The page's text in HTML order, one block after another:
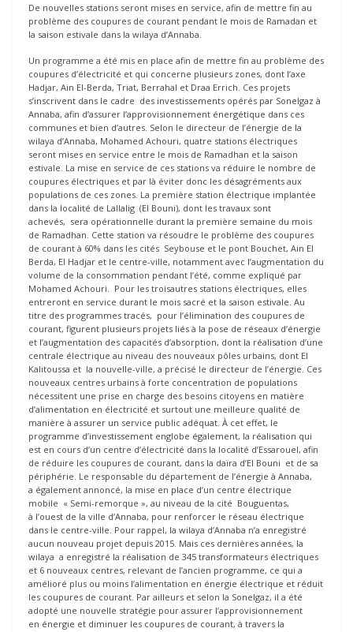
De nouvelles stations seront mises en service, afin de mettre fin au
problème des coupures de courant pendant le mois de Ramadan et
la saison estivale dans la wilaya d’Annaba.
Un programme a été mis en place afin de mettre fin au problème des
coupures d’électricité et qui concerne plusieurs zones, dont l’axe
Hadjar, Ain El-Berda, Triat, Berrahal et Draa Errich. Ces projets
s’inscrivent dans le cadre des investissements opérés par Sonelgaz à
Annaba, afin d’assurer l’approvisionnement énergétique dans ces
communes et bien d’autres. Selon le directeur de l’énergie de la
wilaya d’Annaba, Mohamed Achouri, quatre stations électriques
seront mises en service entre le mois de Ramadhan et la saison
estivale. La mise en service de ces stations va réduire le nombre de
coupures électriques et par là éviter donc les désagréments aux
populations de ces zones. La première station électrique implantée
dans la localité de Lallalig (El Bouni), dont les travaux sont
achevés, sera opérationnelle durant la première semaine du mois
de Ramadhan. Cette station va résoudre le problème des coupures
de courant à 60% dans les cités Seybouse et le pont Bouchet, Ain El
Berda, El Hadjar et le centre-ville, notamment avec l’augmentation du
volume de la consommation pendant l’été, comme expliqué par
Mohamed Achouri. Pour les troisautres stations électriques, elles
entreront en service durant le mois sacré et la saison estivale. Au
titre des programmes tracés, pour l’élimination des coupures de
courant, figurent plusieurs projets liés à la pose de réseaux d’énergie
et l’augmentation des capacités d’absorption, dont la réalisation d’une
centrale électrique au niveau des nouveaux pôles urbains, dont El
Kalitoussa et la nouvelle-ville, a précisé le directeur de l’énergie. Ces
nouveaux centres urbains à forte concentration de populations
nécessitent une prise en charge des besoins citoyens en matière
d’alimentation en électricité et surtout une meilleure qualité de
manière à assurer un service public adéquat. À cet effet, le
programme d’investissement englobe également, la réalisation qui
est en cours d’un centre d’électricité dans la localité d’Essarouel, afin
de réduire les coupures de courant, dans la daïra d’El Bouni et de sa
périphérie. Le responsable du département de l’énergie à Annaba,
a également annoncé, la mise en place d’un centre électrique
mobile « Semi-remorque », au niveau de la cité Bouguentas,
à l’ouest de la ville d’Annaba, pour renforcer le réseau électrique
dans le centre-ville. Pour rappel, la wilaya d’Annaba n’a enregistré
aucun nouveau projet depuis 2015. Mais ces dernières années, la
wilaya a enregistré la réalisation de 345 transformateurs électriques
et 6 nouveaux centres, relevant de l’ancien programme, ce qui a
amélioré plus ou moins l’alimentation en énergie électrique et réduit
les coupures de courant. Par ailleurs et selon la Sonelgaz, il a été
adopté une nouvelle stratégie pour assurer l’approvisionnement
en énergie et diminuer les coupures de courant, à travers la